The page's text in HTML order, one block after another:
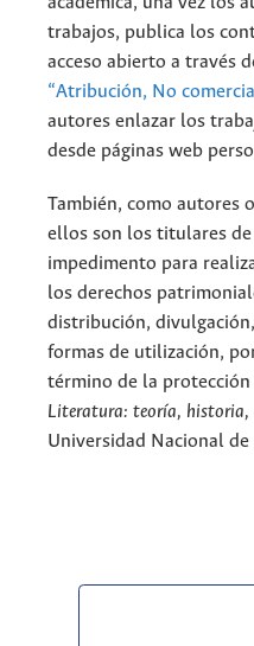
trabajos, publica los
acceso abierto a través
“Atribución, No
autores enlazar los
desde páginas web
También, como autores
ellos son los titulares
impedimento para
los derechos
distribución,
formas de utilización,
término de la
Literatura: teoría, historia,
Universidad Nacional